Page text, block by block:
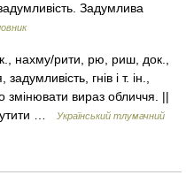
Задумлива
нахму/рити, рю, риш, док.,
гнів і т. ін.,
вираз обличчя. ||
…
Український тлумачний